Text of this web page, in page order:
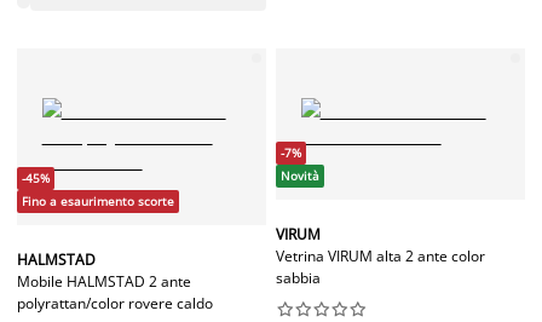
-45%
Fino a esaurimento scorte
HALMSTAD
Mobile HALMSTAD 2 ante
polyrattan/color rovere caldo
-7%
Novità
VIRUM
Vetrina VIRUM alta 2 ante color
sabbia





